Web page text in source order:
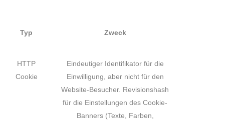
Typ Zweck
HTTP
Cookie
Eindeutiger Identifikator für die
Einwilligung, aber nicht für den
Website-Besucher. Revisionshash
für die Einstellungen des Cookie-
Banners (Texte, Farben,